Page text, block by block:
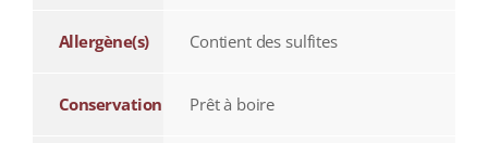
Allergène(s) Contient des sulfites
Conservation Prêt à boire